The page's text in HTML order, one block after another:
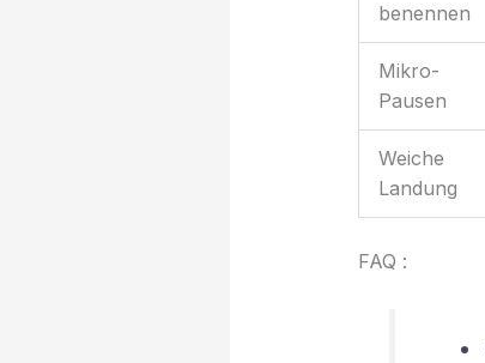
benennen
Mikro-
Pausen
Weiche
Landung
FAQ :